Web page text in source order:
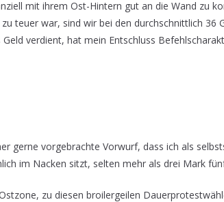
mit ihrem Ost-Hintern gut an die Wand zu
teuer war, sind wir bei den durchschnittlich 36
verdient, hat mein Entschluss
gerne vorgebrachte Vorwurf, dass ich als
im Nacken sitzt, selten mehr als drei Mark
zu diesen broilergeilen